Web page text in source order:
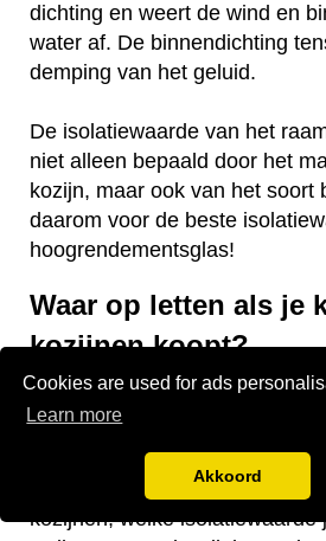
Cookies are used for ads
Learn more
Akkoord
dichting en weert de wind en
water af. De binnendichting
demping van het geluid.
De isolatiewaarde van het
niet alleen bepaald door het
kozijn, maar ook van het soort
daarom voor de beste
hoogrendementsglas!
Waar op letten als je
kozijnen koopt?
Vraag je je af waar je op moet
kunststof kozijnen gaat kopen
of bestaande woning? Wij
nuttige tips voor je! De
kozijnen, welke isolatiewaarde